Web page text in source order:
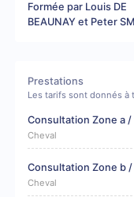
Formée par Louis DE
BEAUNAY et Peter
Prestations
Les tarifs sont donnés à
Consultation Zone a
Cheval
Consultation Zone b
Cheval